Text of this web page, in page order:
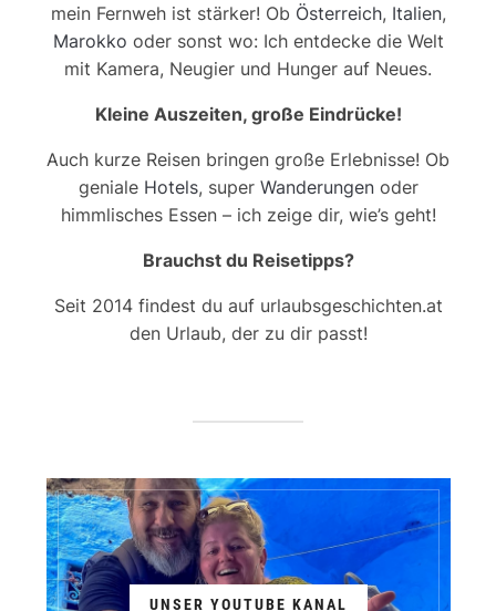
mein Fernweh ist stärker! Ob Österreich, Italien,
Marokko oder sonst wo: Ich entdecke die Welt
mit Kamera, Neugier und Hunger auf Neues.
Kleine Auszeiten, große Eindrücke!
Auch kurze Reisen bringen große Erlebnisse! Ob
geniale Hotels, super Wanderungenoder
himmlisches Essen – ich zeige dir, wie’s geht!
Brauchst du Reisetipps?
Seit 2014 findest du auf urlaubsgeschichten.at
den Urlaub, der zu dir passt!
UNSER YOUTUBE KANAL